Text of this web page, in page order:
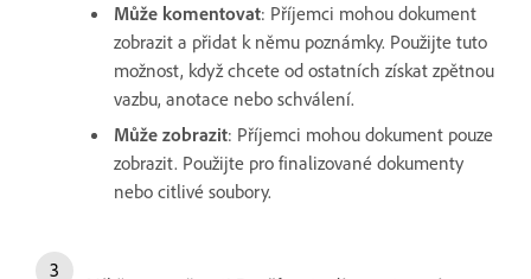
Může komentovat: Příjemci mohou dokument
zobrazit a přidat k němu poznámky. Použijte tuto
možnost, když chcete od ostatních získat zpětnou
vazbu, anotace nebo schválení.
Může zobrazit: Příjemci mohou dokument pouze
zobrazit. Použijte pro finalizované dokumenty
nebo citlivé soubory.